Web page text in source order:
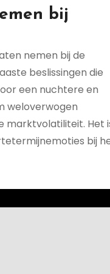
bij
nemen bij de
beslissingen die
een nuchtere en
weloverwogen
marktvolatiliteit. Het
bij